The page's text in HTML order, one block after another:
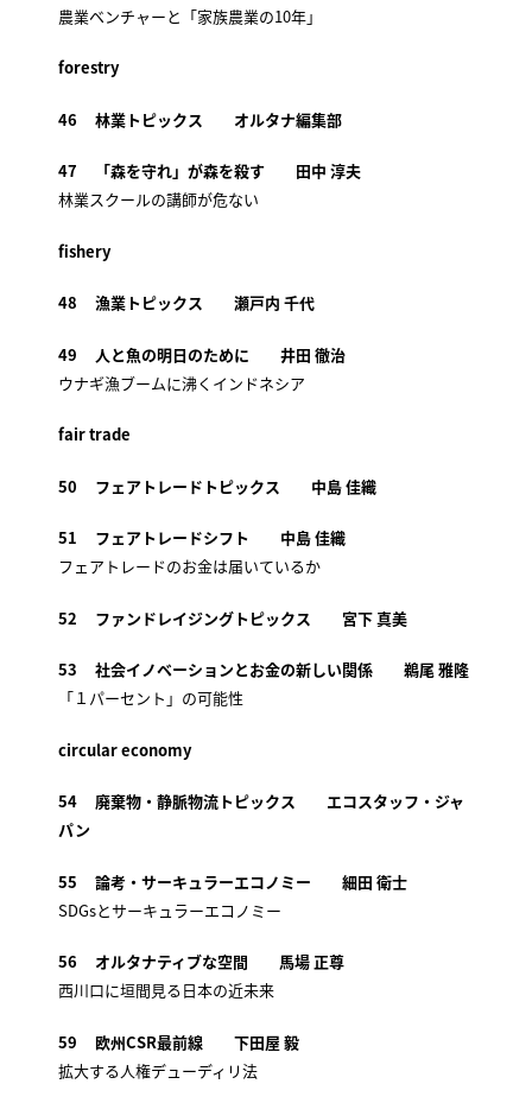
農業ベンチャーと「家族農業の10年」
forestry
46 林業トピックス オルタナ編集部
47 「森を守れ」が森を殺す 田中 淳夫
林業スクールの講師が危ない
fishery
48 漁業トピックス 瀬戸内 千代
49 人と魚の明日のために 井田 徹治
ウナギ漁ブームに沸くインドネシア
fair trade
50 フェアトレードトピックス 中島 佳織
51 フェアトレードシフト 中島 佳織
フェアトレードのお金は届いているか
52 ファンドレイジングトピックス 宮下 真美
53 社会イノベーションとお金の新しい関係 鵜尾 雅隆
「１パーセント」の可能性
circular economy
54 廃棄物・静脈物流トピックス エコスタッフ・ジャ
パン
55 論考・サーキュラーエコノミー 細田 衛士
SDGsとサーキュラーエコノミー
56 オルタナティブな空間 馬場 正尊
西川口に垣間見る日本の近未来
59 欧州CSR最前線 下田屋 毅
拡大する人権デューディリ法